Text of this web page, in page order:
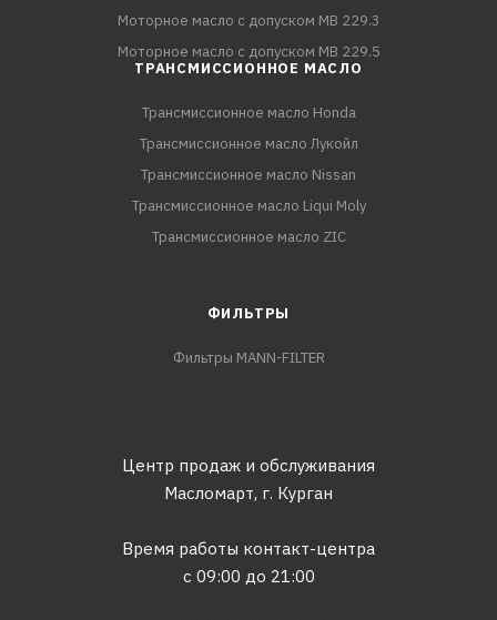
Моторное масло с допуском MB 229.3
Моторное масло с допуском MB 229.5
ТРАНСМИССИОННОЕ МАСЛО
Трансмиссионное масло Honda
Трансмиссионное масло Лукойл
Трансмиссионное масло Nissan
Трансмиссионное масло Liqui Moly
Трансмиссионное масло ZIC
ФИЛЬТРЫ
Фильтры MANN-FILTER
Центр продаж и обслуживания
Масломарт, г. Курган
Время работы контакт-центра
с 09:00 до 21:00